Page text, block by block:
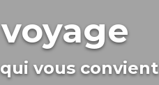
vous convient